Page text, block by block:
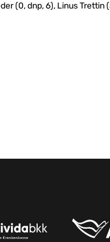
(0, dnp, 6), Linus Trettin